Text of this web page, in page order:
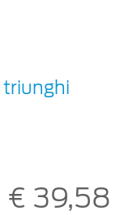
triunghi
€ 39,58